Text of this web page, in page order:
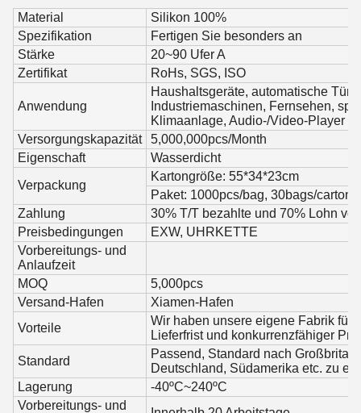
Material
Silikon 100%
Spezifikation
Fertigen Sie besonders an
Stärke
20~90 Ufer A
Zertifikat
RoHs, SGS, ISO
Anwendung
Haushaltsgeräte, automatische
Industriemaschinen, Fernsehen,
Klimaanlage, Audio-/Video-Player
Versorgungskapazität
5,000,000pcs/Month
Eigenschaft
Wasserdicht
Verpackung
Kartongröße: 55*34*23cm
Paket: 1000pcs/bag, 30bags/carton
Zahlung
30% T/T bezahlte und 70% Lohn
Preisbedingungen
EXW, UHRKETTE
Vorbereitungs- und
Anlaufzeit
MOQ
5,000pcs
Versand-Hafen
Xiamen-Hafen
Vorteile
Wir haben unsere eigene Fabrik für
Lieferfrist und konkurrenzfähiger
Standard
Passend, Standard nach
Deutschland, Südamerika etc. zu
Lagerung
-40ºC~240ºC
Vorbereitungs- und